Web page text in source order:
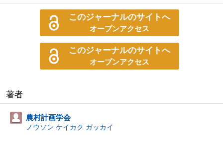
このジャーナルのサイトへ
オープンアクセス
このジャーナルのサイトへ
オープンアクセス
著者
農村計画学会
ノウソン ケイカク ガッカイ